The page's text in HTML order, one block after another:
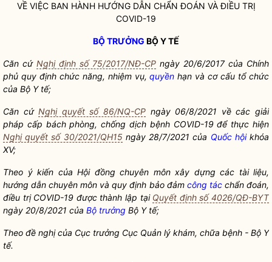
VỀ VIỆC BAN HÀNH HƯỚNG DẪN CHẨN ĐOÁN VÀ ĐIỀU TRỊ
COVID-19
BỘ TRƯỞNG BỘ Y TẾ
Căn cứ Nghị định số 75/2017/NĐ-CP ngày 20/6/2017 của Chính
phủ quy định chức năng, nhiệm vụ,quyền hạn và cơ cấu tổ chức
của Bộ Y tế;
Căn cứNghị quyết số 86/NQ-CP ngày 06/8/2021 về các giải
pháp cấp bách phòng, chống dịch bệnh COVID-19 để thực hiện
Nghị quyết số 30/2021/QH15 ngày 28/7/2021 của Quốc hộikhóa
XV;
Theo ý kiến của Hội đồng chuyên môn xây dựng các tài liệu,
hướng dẫn chuyên môn và quy định bảo đảm công tácchẩn đoán,
điều trị COVID-19 được thành lập tại Quyết định số 4026/QĐ-BYT
ngày 20/8/2021 của Bộ trưởng Bộ Y tế;
Theo đề nghị của Cục trưởng Cục Quản lý khám, chữa bệnh - Bộ Y
tế.